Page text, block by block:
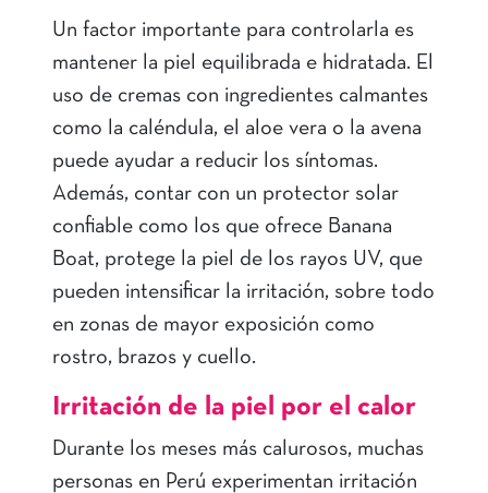
Un factor importante para controlarla es
mantener la piel equilibrada e hidratada. El
uso de cremas con ingredientes calmantes
como la caléndula, el aloe vera o la avena
puede ayudar a reducir los síntomas.
Además, contar con un protector solar
confiable como los que ofrece Banana
Boat, protege la piel de los rayos UV, que
pueden intensificar la irritación, sobre todo
en zonas de mayor exposición como
rostro, brazos y cuello.
Irritación de la piel por el calor
Durante los meses más calurosos, muchas
personas en Perú experimentan irritación